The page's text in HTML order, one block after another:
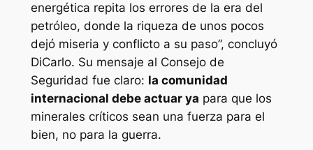
energética repita los errores de la era del
petróleo, donde la riqueza de unos pocos
dejó miseria y conflicto a su paso”, concluyó
DiCarlo. Su mensaje al Consejo de
Seguridad fue claro: la comunidad
internacional debe actuar ya para que los
minerales críticos sean una fuerza para el
bien, no para la guerra.